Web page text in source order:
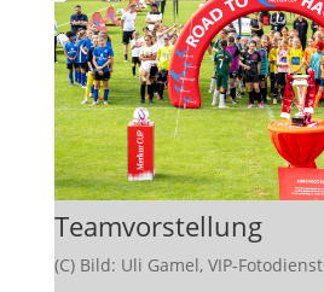
Teamvorstellung
(C) Bild: Uli Gamel, VIP-Fotodienst